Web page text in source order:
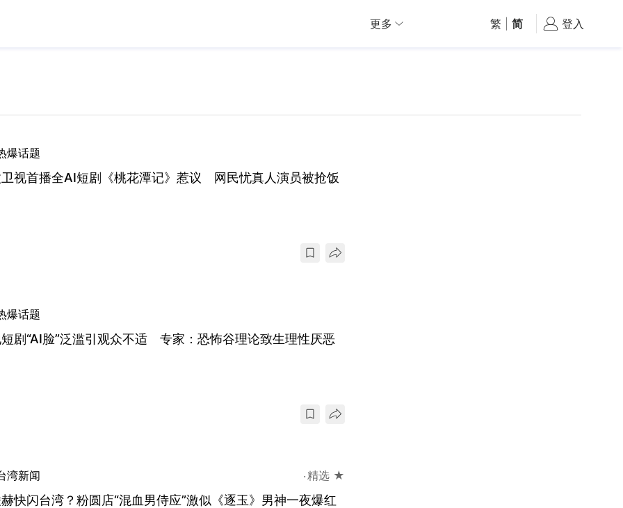
更多 繁 简 登入
爆话题
视首播全AI短剧《桃花潭记》惹议 网民忧真人演员被抢饭
爆话题
剧“AI脸”泛滥引观众不适 专家：恐怖谷理论致生理性厌恶
湾新闻 精选 ★
快闪台湾？粉圆店“混血男侍应”激似《逐玉》男神一夜爆红